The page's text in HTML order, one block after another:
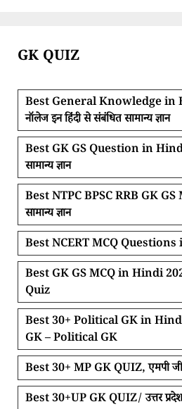
GK QUIZ
Best General Knowledge in
नॉलेज इन हिंदी से संबंधित सामान्य ज्ञान
Best GK GS Question in
सामान्य ज्ञान
Best NTPC BPSC RRB GK GS
सामान्य ज्ञान
Best NCERT MCQ
Best GK GS MCQ in Hindi
Quiz
Best 30+ Political GK in
GK – Political GK
Best 30+ MP GK QUIZ, एमपी
Best 30+UP GK QUIZ/ उत्तर